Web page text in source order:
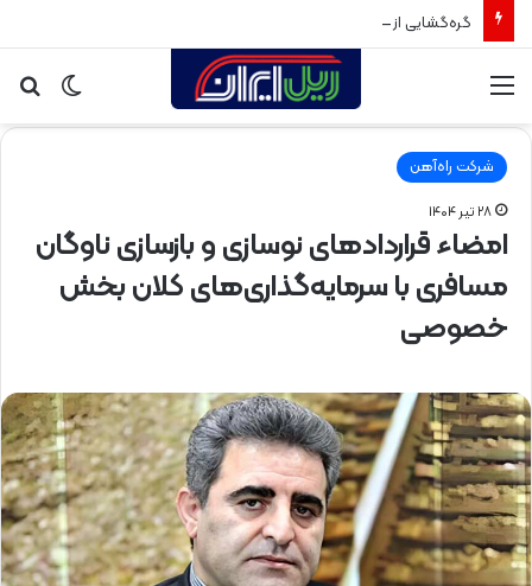
گره‌گشایی از ترافیک محله صادقیه
تغییر
پوسته
شرکت راه‌آهن
۲۸ تیر ۱۴۰۴
امضاء قراردادهای نوسازی و بازسازی ناوگان
مسافری با سرمایه‌گذاری‌های کلان بخش
خصوصی